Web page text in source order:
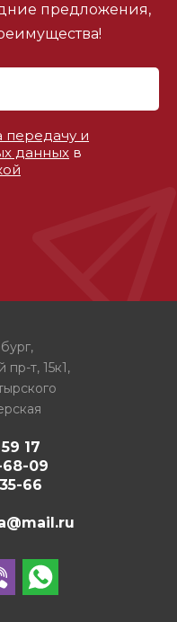
предложения,
передачу и
данных в
т, 15к1,
17
68-09
66